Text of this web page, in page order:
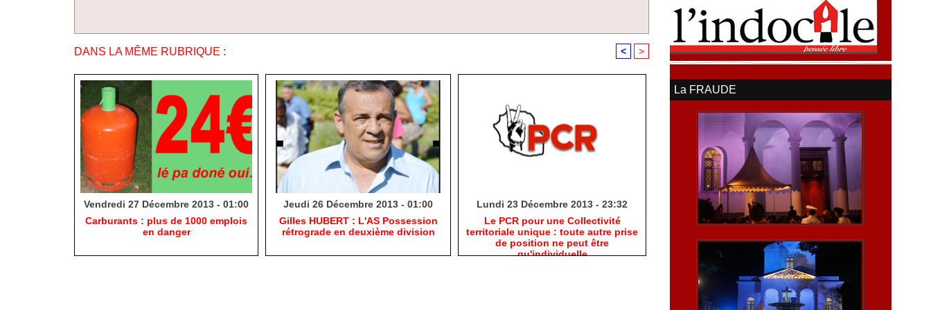
DANS LA MÊME RUBRIQUE : < >
Vendredi 27 Décembre 2013 - 01:00
Carburants : plus de 1000 emplois
en danger
Jeudi 26 Décembre 2013 - 01:00
Gilles HUBERT : L'AS Possession
rétrograde en deuxième division
Lundi 23 Décembre 2013 - 23:32
Le PCR pour une Collectivité
territoriale unique : toute autre prise
de position ne peut être
qu'individuelle
La FRAUDE